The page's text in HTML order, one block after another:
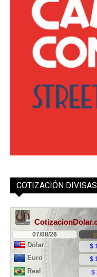
COTIZACIÓN DIVISAS